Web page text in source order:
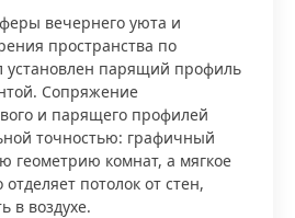
вечернего уюта и
пространства по
установлен парящий профиль
Сопряжение
и парящего профилей
точностью: графичный
геометрию комнат, а мягкое
потолок от стен,
в воздухе.